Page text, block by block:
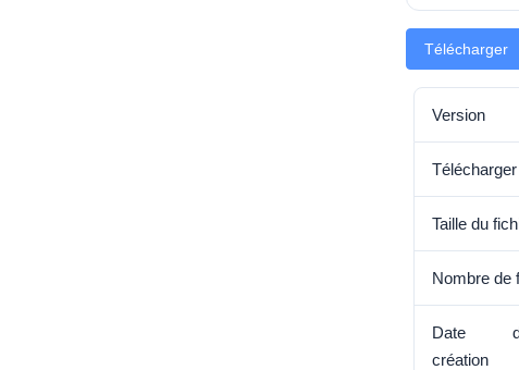
Télécharger
Version
Télécharger
Taille du
Nombre de
Date
création